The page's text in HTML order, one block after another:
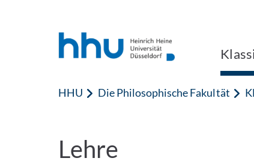
HHU Die Philosophische Fakultät
Lehre